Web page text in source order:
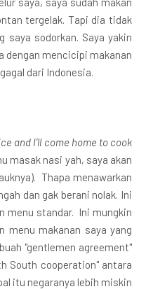
tergelak. Tapi dia tidak
saya sodorkan. Saya yakin
dengan mencicipi makanan
dari Indonesia.
and I’ll come home to cook
masak nasi yah, saya akan
Thapa menawarkan
dan gak berani nolak. Ini
menu standar. Ini mungkin
menu makanan saya yang
"gentlemen agreement"
South cooperation" antara
itu negaranya lebih miskin